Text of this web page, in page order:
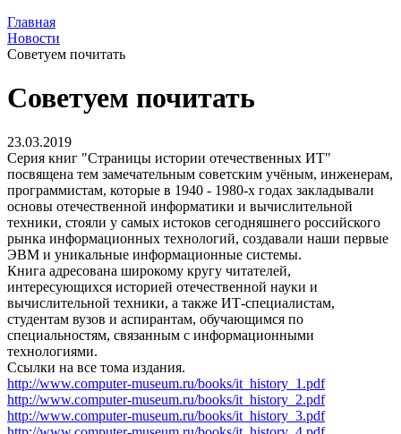
Главная
Новости
Советуем почитать
Советуем почитать
23.03.2019
Серия книг "Страницы истории отечественных ИТ"
посвящена тем замечательным советским учёным, инженерам,
программистам, которые в 1940 - 1980-х годах закладывали
основы отечественной информатики и вычислительной
техники, стояли у самых истоков сегодняшнего российского
рынка информационных технологий, создавали наши первые
ЭВМ и уникальные информационные системы.
Книга адресована широкому кругу читателей,
интересующихся историей отечественной науки и
вычислительной техники, а также ИТ-специалистам,
студентам вузов и аспирантам, обучающимся по
специальностям, связанным с информационными
технологиями.
Ссылки на все тома издания.
http://www.computer-museum.ru/books/it_history_1.pdf
http://www.computer-museum.ru/books/it_history_2.pdf
http://www.computer-museum.ru/books/it_history_3.pdf